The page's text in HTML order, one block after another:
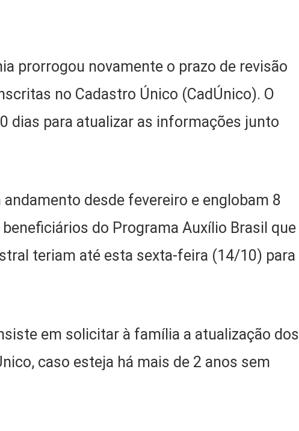
prorrogou novamente o prazo de revisão
no Cadastro Único (CadÚnico). O
dias para atualizar as informações junto
desde fevereiro e englobam 8
do Programa Auxílio Brasil que
teriam até esta sexta-feira (14/10) para
em solicitar à família a atualização dos
caso esteja há mais de 2 anos sem